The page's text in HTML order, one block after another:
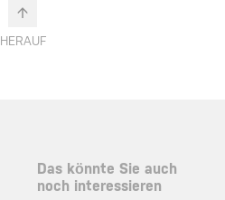
HERAUF
Das könnte Sie auch
noch interessieren